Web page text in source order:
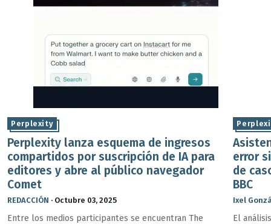
Perplexity
Perplexity lanza esquema de ingresos
compartidos por suscripción de IA para
editores y abre al público navegador
Comet
REDACCIÓN · Octubre 03, 2025
Entre los medios participantes se encuentran The
error
de
BBC
Ixel
El